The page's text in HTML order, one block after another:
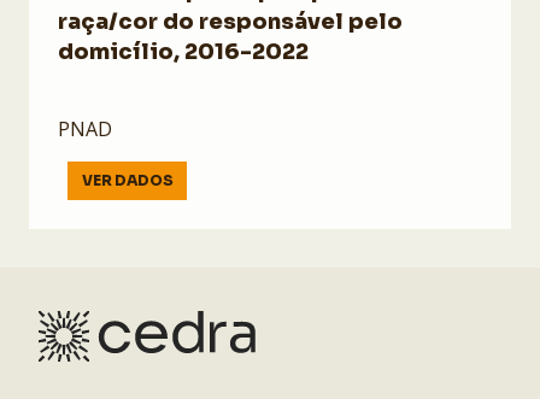
raça/cor do responsável pelo
domicílio, 2016-2022
PNAD
VER DADOS